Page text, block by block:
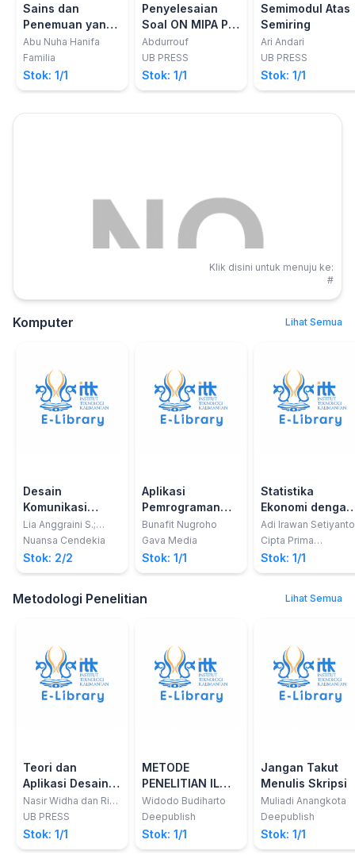
Sains dan
Penemuan yang
mengubah Dunia
Abu Nuha Hanifa
Familia
Stok: 1/1
Penyelesaian
Soal ON MIPA PT
Bidang Fisika
tahun 2014
Abdurrouf
UB PRESS
Stok: 1/1
Semimodul Atas
Semiring
Ari Andari
UB PRESS
Stok: 1/1
Klik disini untuk menuju ke:
#
Komputer Lihat Semua
Desain
Komunikasi
Visual: Dasar-
dasar Panduan
Untuk Pemula
Lia Anggraini S.;
Kirana Nathalia
Nuansa Cendekia
Stok: 2/2
Aplikasi
Pemrograman
WEB Dinamis
dengan PHP dan
MySQL ( Studi
Kasus Membuat
Pengolahan Data
Bunafit Nugroho
Gava Media
Stok: 1/1
Statistika
Ekonomi dengan
Aplikasi SPSS
Adi Irawan Setiyanto
Cipta Prima
nusantara
Stok: 1/1
Metodologi Penelitian Lihat Semua
Teori dan
Aplikasi Desain
Eksperimen
Taguchi dalam
Melakukan
Penelitian
Nasir Widha dan Rio
Prasetyo
UB PRESS
Stok: 1/1
METODE
PENELITIAN ILMU
KOMPUTER
DENGAN
KOMPUTASI
STATISTIKA
Widodo Budiharto
Deepublish
Stok: 1/1
Jangan Takut
Menulis Skripsi
Muliadi Anangkota
Deepublish
Stok: 1/1